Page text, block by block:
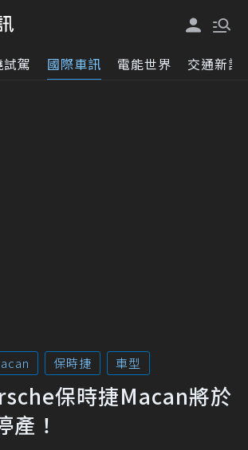
駕 國際車訊 電能世界 交通新訊
保時捷 車型
保時捷Macan將於
產！